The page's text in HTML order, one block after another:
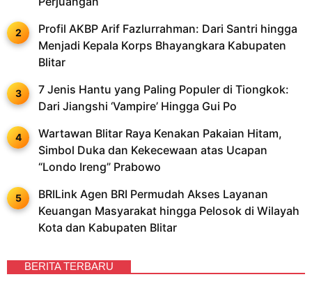
Profil AKBP Arif Fazlurrahman: Dari Santri hingga
Menjadi Kepala Korps Bhayangkara Kabupaten
Blitar
7 Jenis Hantu yang Paling Populer di Tiongkok:
Dari Jiangshi ‘Vampire’ Hingga Gui Po
Wartawan Blitar Raya Kenakan Pakaian Hitam,
Simbol Duka dan Kekecewaan atas Ucapan
“Londo Ireng” Prabowo
BRILink Agen BRI Permudah Akses Layanan
Keuangan Masyarakat hingga Pelosok di Wilayah
Kota dan Kabupaten Blitar
BERITA TERBARU